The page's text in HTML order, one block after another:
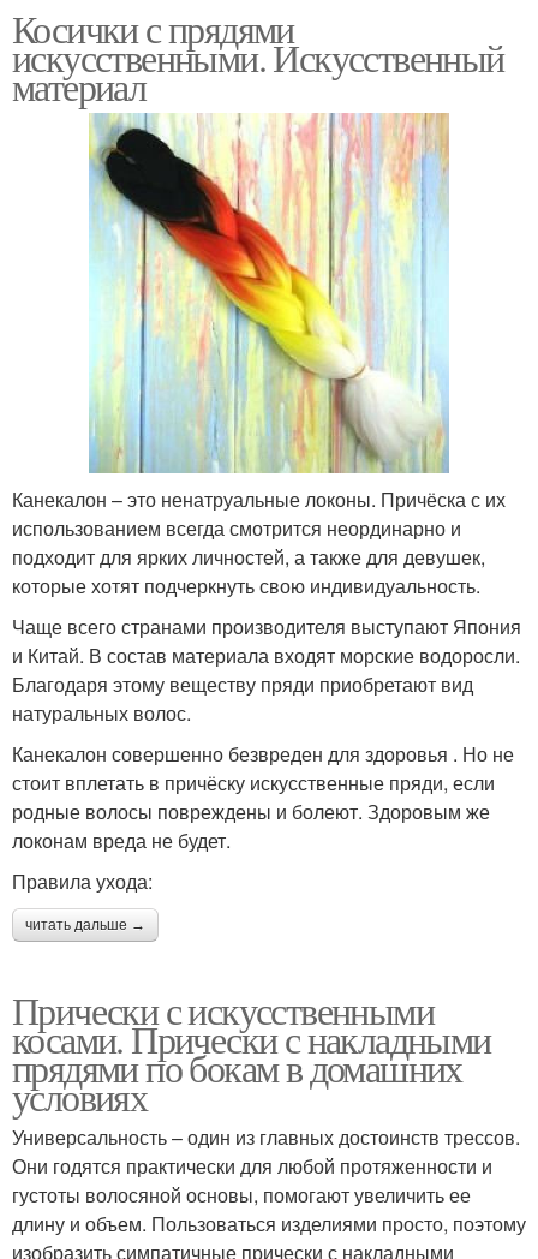
Косички с прядями
искусственными. Искусственный
материал
Канекалон – это ненатруальные локоны. Причёска с их
использованием всегда смотрится неординарно и
подходит для ярких личностей, а также для девушек,
которые хотят подчеркнуть свою индивидуальность.
Чаще всего странами производителя выступают Япония
и Китай. В состав материала входят морские водоросли.
Благодаря этому веществу пряди приобретают вид
натуральных волос.
Канекалон совершенно безвреден для здоровья . Но не
стоит вплетать в причёску искусственные пряди, если
родные волосы повреждены и болеют. Здоровым же
локонам вреда не будет.
Правила ухода:
читать дальше →
Прически с искусственными
косами. Прически с накладными
прядями по бокам в домашних
условиях
Универсальность – один из главных достоинств трессов.
Они годятся практически для любой протяженности и
густоты волосяной основы, помогают увеличить ее
длину и объем. Пользоваться изделиями просто, поэтому
изобразить симпатичные прически с накладными